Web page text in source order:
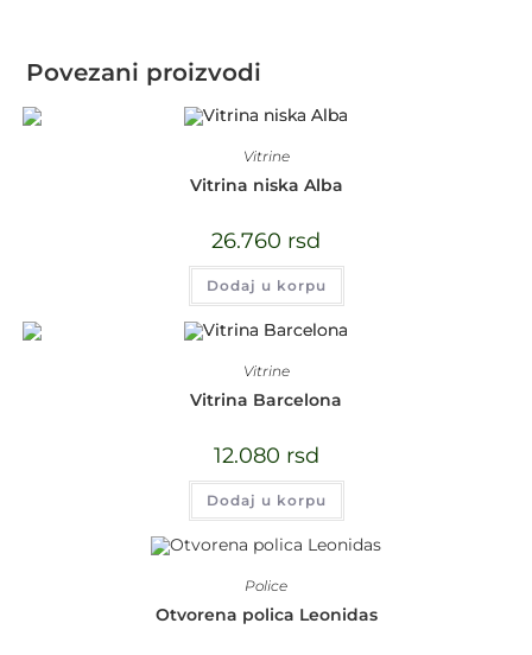
Povezani proizvodi
Vitrine
Vitrina niska Alba
26.760 rsd
Dodaj u korpu
Vitrine
Vitrina Barcelona
12.080 rsd
Dodaj u korpu
Police
Otvorena polica Leonidas